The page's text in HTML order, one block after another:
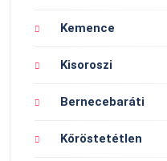
Kemence
Kisoroszi
Bernecebaráti
Kőröstetétlen